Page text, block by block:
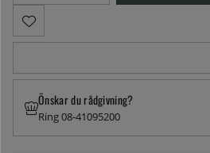
Önskar du rådgivning?
Ring 08-41095200